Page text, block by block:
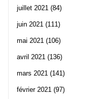
juillet 2021 (84)
juin 2021 (111)
mai 2021 (106)
avril 2021 (136)
mars 2021 (141)
février 2021 (97)